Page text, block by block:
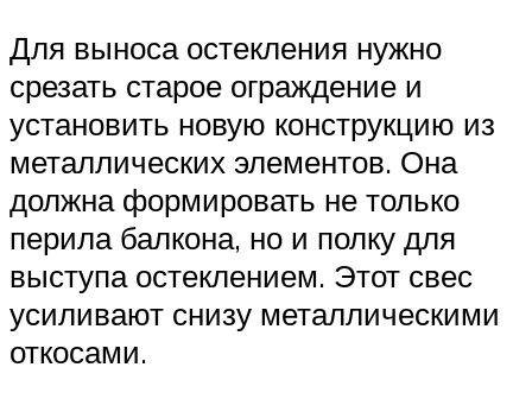
Для выноса остекления нужно
срезать старое ограждение и
установить новую конструкцию из
металлических элементов. Она
должна формировать не только
перила балкона, но и полку для
выступа остеклением. Этот свес
усиливают снизу металлическими
откосами.